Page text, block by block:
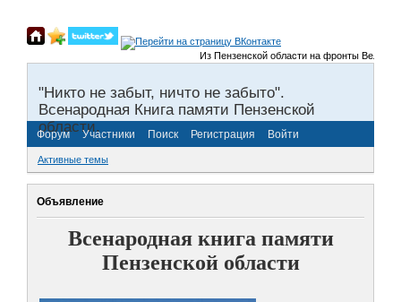
Из Пензенской области на фронты Великой
"Никто не забыт, ничто не забыто".
Всенародная Книга памяти Пензенской
области.
Форум Участники Поиск Регистрация Войти
Активные темы
Объявление
Всенародная книга памяти
Пензенской области